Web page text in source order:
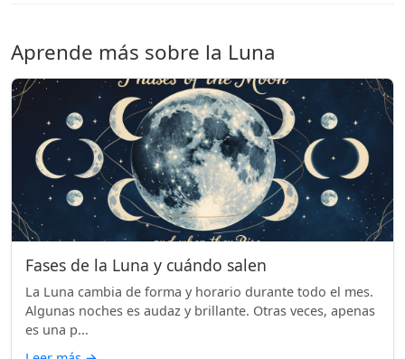
Aprende más sobre la Luna
Fases de la Luna y cuándo salen
La Luna cambia de forma y horario durante todo el mes.
Algunas noches es audaz y brillante. Otras veces, apenas
es una p...